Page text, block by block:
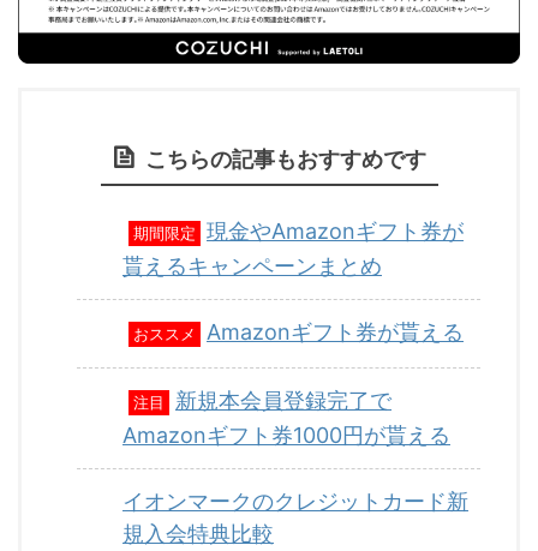
こちらの記事もおすすめです
期間限定
現金やAmazonギフト券が
貰えるキャンペーンまとめ
おススメ Amazonギフト券が貰える
注目
新規本会員登録完了で
Amazonギフト券1000円が貰える
イオンマークのクレジットカード新
規入会特典比較